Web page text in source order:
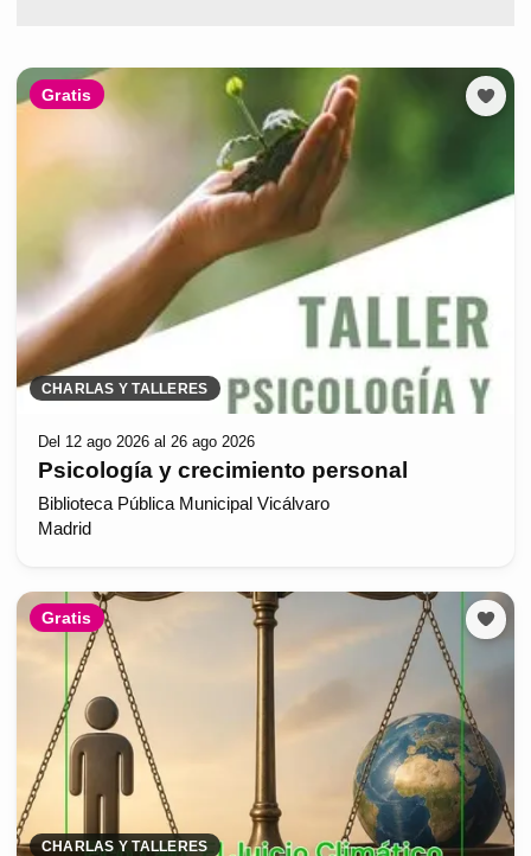
Gratis
CHARLAS Y TALLERES
Del 12 ago 2026 al 26 ago 2026
Psicología y crecimiento personal
Biblioteca Pública Municipal Vicálvaro
Madrid
Gratis
CHARLAS Y TALLERES